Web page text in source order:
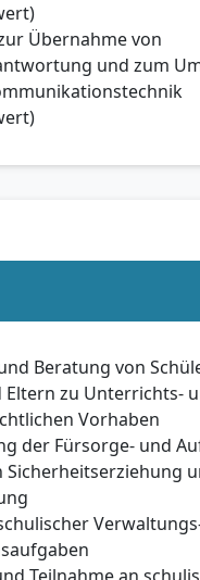
Übernahme von
und zum
Beratung von
Eltern zu Unterrichts-
Vorhaben
der Fürsorge- und
Sicherheitserziehung